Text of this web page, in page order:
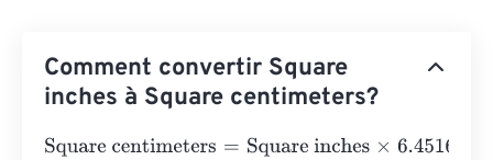
Comment convertir Square
inches à Square centimeters?
Square centimeters=Square inches×6.4516